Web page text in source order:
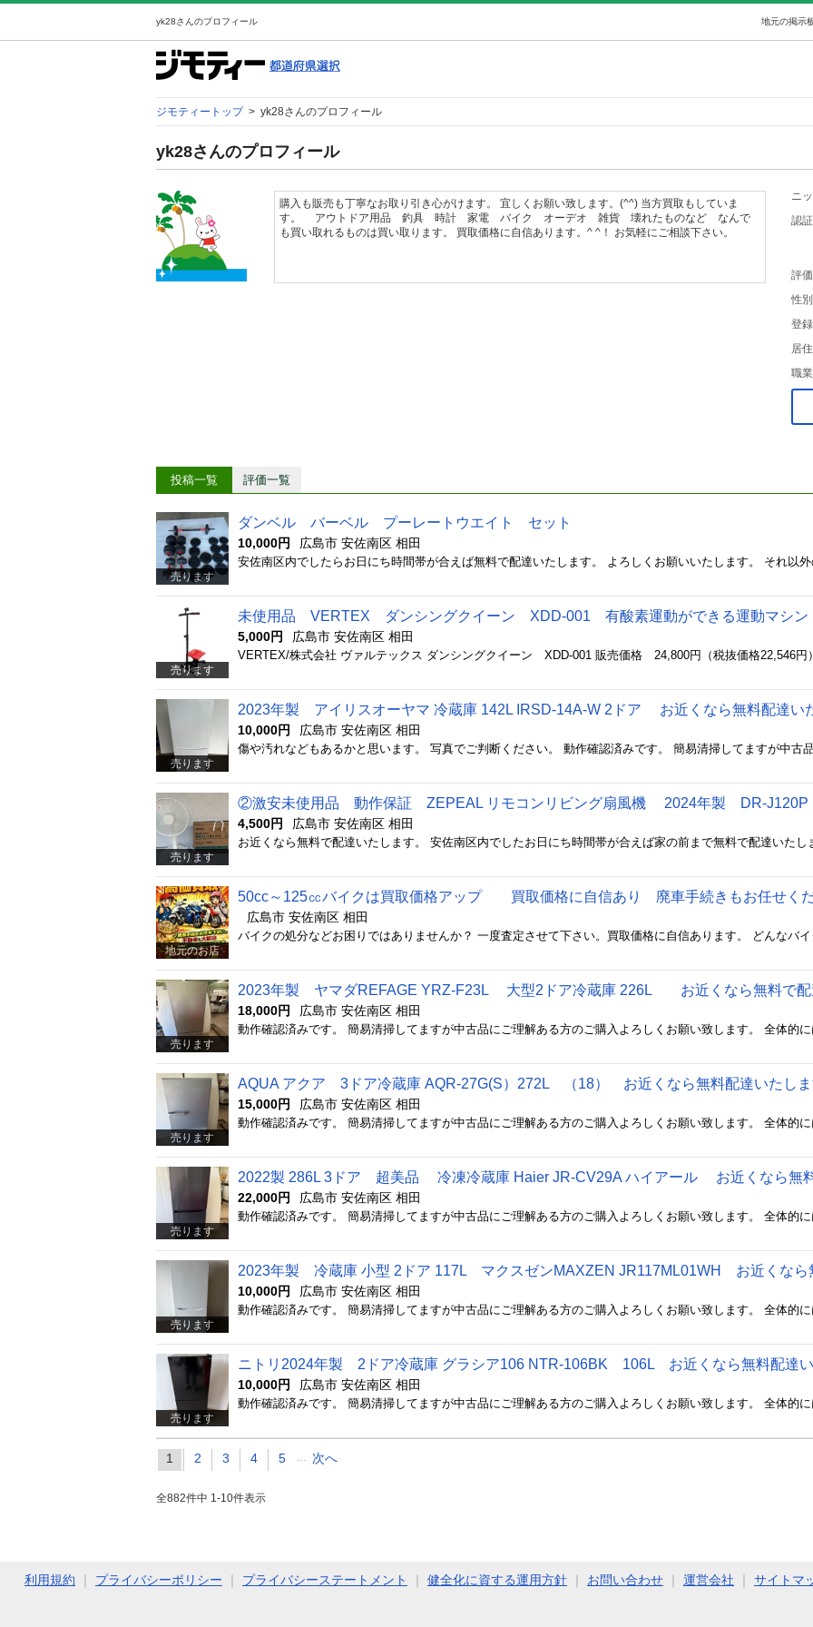
yk28さんのプロフィール 地元の掲示
ジモティートップ > yk28さんのプロフィール
yk28さんのプロフィール
購入も販売も丁寧なお取り引き心がけます。 宜しくお願い致します。(^^) 当方買取もしていま
す。 アウトドア用品 釣具 時計 家電 バイク オーデオ 雑貨 壊れたものなど なんで
も買い取れるものは買い取ります。 買取価格に自信あります。^ ^！ お気軽にご相談下さい。
ニ
認証
評価
性別
登
居
職業
投稿一覧 評価一覧
売ります
ダンベル バーベル プーレートウエイト セット
10,000円 広島市 安佐南区 相田
売ります
未使用品 VERTEX ダンシングクイーン XDD-001 有酸素運動ができる運動マシ
5,000円 広島市 安佐南区 相田
売ります
2023年製 アイリスオーヤマ 冷蔵庫 142L IRSD-14A-W 2ドア お近くなら無料配達い
10,000円 広島市 安佐南区 相田
売ります
②激安未使用品 動作保証 ZEPEAL リモコンリビング扇風機 2024年製 DR-J120P
4,500円 広島市 安佐南区 相田
地元のお店
50cc～125㏄バイクは買取価格アップ 買取価格に自信あり 廃車手続きもお任せく
広島市 安佐南区 相田
売ります
2023年製 ヤマダREFAGE YRZ-F23L 大型2ドア冷蔵庫 226L お近くなら無料で配
18,000円 広島市 安佐南区 相田
売ります
AQUA アクア 3ドア冷蔵庫 AQR-27G(S）272L （18） お近くなら無料配達いたしま
15,000円 広島市 安佐南区 相田
売ります
2022製 286L 3ドア 超美品 冷凍冷蔵庫 Haier JR-CV29A ハイアール お近くなら無料
22,000円 広島市 安佐南区 相田
売ります
2023年製 冷蔵庫 小型 2ドア 117L マクスゼンMAXZEN JR117ML01WH お近くなら
10,000円 広島市 安佐南区 相田
売ります
ニトリ2024年製 2ドア冷蔵庫 グラシア106 NTR-106BK 106L お近くなら無料配達
10,000円 広島市 安佐南区 相田
1 2 3 4 5 … 次へ
全882件中 1-10件表示
利用規約 プライバシーポリシー プライバシーステートメント 健全化に資する運用方針 お問い合わせ 運営会社 サイトマ